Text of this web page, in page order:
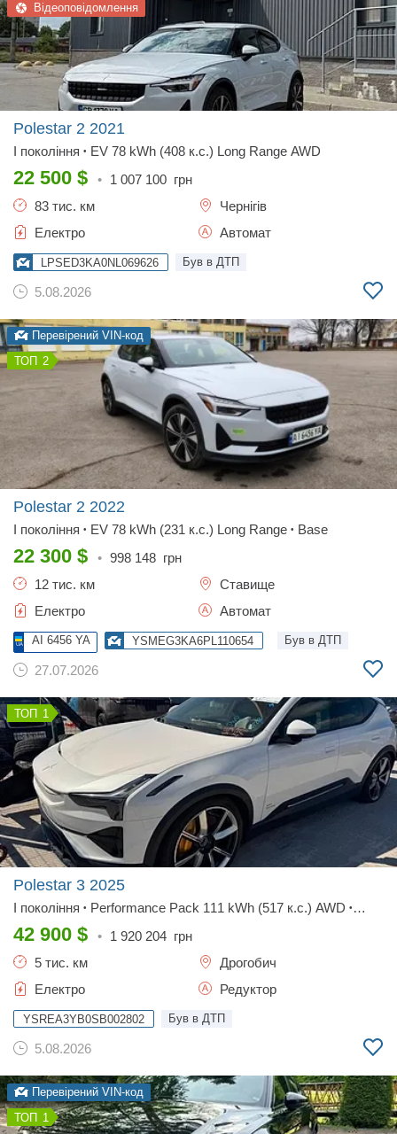
Відеоповідомлення
Polestar 2 2021
I покоління • EV 78 kWh (408 к.с.) Long Range AWD
22 500 $ • 1 007 100 грн
83 тис. км
Чернігів
Електро
Автомат
LPSED3KA0NL069626 Був в ДТП
5.08.2026
Перевірений VIN-код
2
Polestar 2 2022
I покоління • EV 78 kWh (231 к.с.) Long Range • Base
22 300 $ • 998 148 грн
12 тис. км
Ставище
Електро
Автомат
AI 6456 YA YSMEG3KA6PL110654 Був в ДТП
27.07.2026
1
Polestar 3 2025
I покоління • Performance Pack 111 kWh (517 к.с.) AWD •
Base
42 900 $ • 1 920 204 грн
5 тис. км
Дрогобич
Електро
Редуктор
YSREA3YB0SB002802 Був в ДТП
5.08.2026
Перевірений VIN-код
1